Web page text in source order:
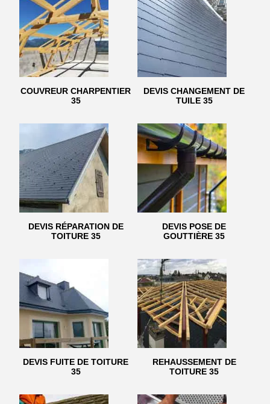
COUVREUR CHARPENTIER
35
DEVIS CHANGEMENT DE
TUILE 35
DEVIS RÉPARATION DE
TOITURE 35
DEVIS POSE DE
GOUTTIÈRE 35
DEVIS FUITE DE TOITURE
35
REHAUSSEMENT DE
TOITURE 35